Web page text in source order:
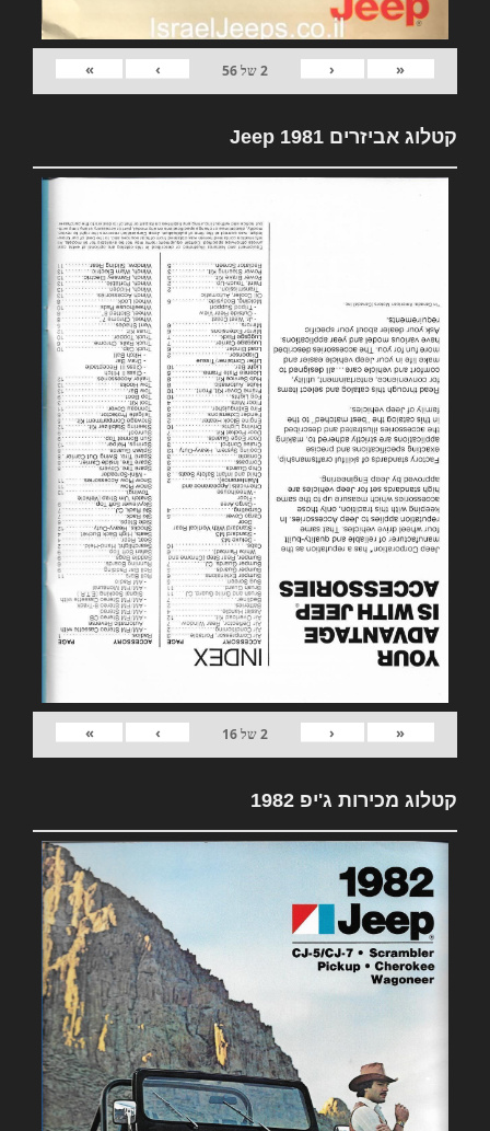
«
‹
2של56
›
»
קטלוג אביזרים 1981 Jeep
«
‹
2של16
›
»
קטלוג מכירות ג'יפ 1982